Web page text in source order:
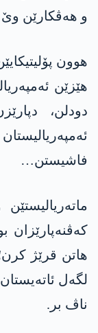
و ھەڤکارێن وێ
ھوون
ھێزێن
دودلن،
فاشیستن…
کەڤنەپارێزان
ھاتن قرێژ
لگەل
ناڤ بر.